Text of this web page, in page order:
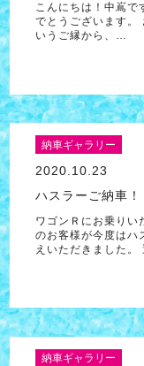
こんにちは！中嶌
でとうございます。
いうご縁から、…
納車ギャラリー
2020.10.23
ハスラーご納車！
ワゴンＲにお乗りい
のお客様が今度はハ
えいただきました
納車ギャラリー